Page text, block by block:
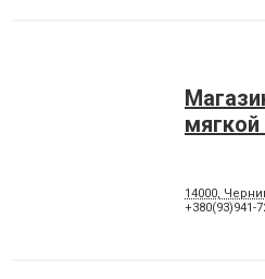
14000,
+380(93)941-